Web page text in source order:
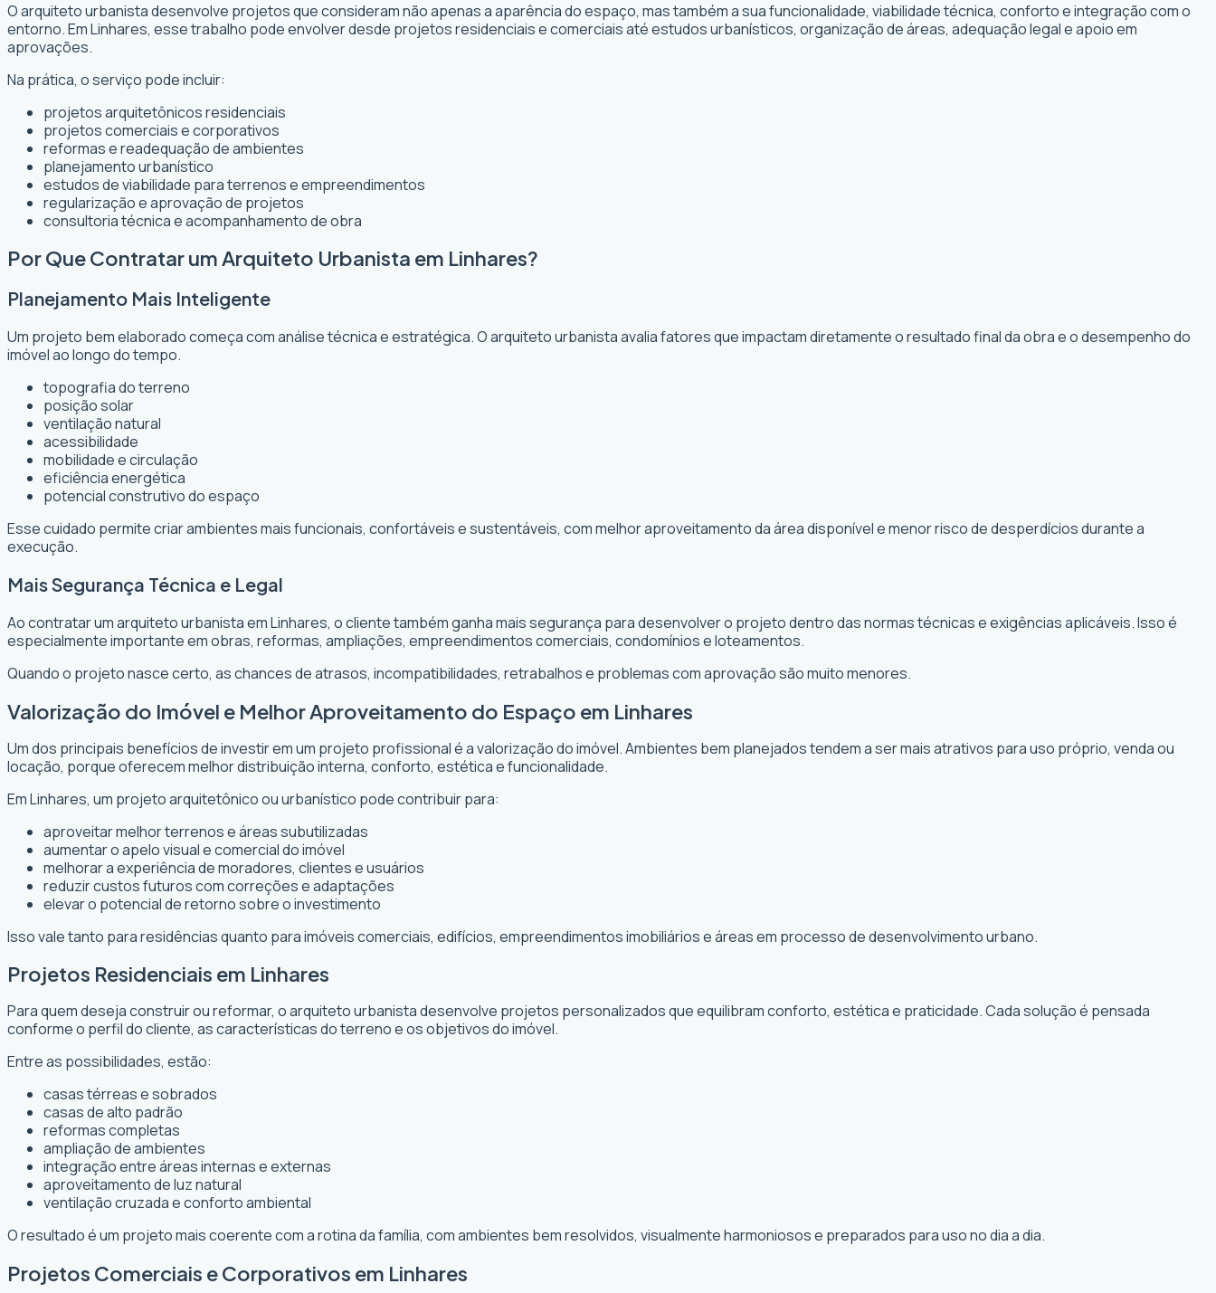
O arquiteto urbanista desenvolve projetos que consideram não apenas a aparência do espaço, mas também a sua funcionalidade, viabilidade técnica, conforto e integração com o
entorno. Em Linhares, esse trabalho pode envolver desde projetos residenciais e comerciais até estudos urbanísticos, organização de áreas, adequação legal e apoio em
aprovações.
Na prática, o serviço pode incluir:
projetos arquitetônicos residenciais
projetos comerciais e corporativos
reformas e readequação de ambientes
planejamento urbanístico
estudos de viabilidade para terrenos e empreendimentos
regularização e aprovação de projetos
consultoria técnica e acompanhamento de obra
Por Que Contratar um Arquiteto Urbanista em Linhares?
Planejamento Mais Inteligente
Um projeto bem elaborado começa com análise técnica e estratégica. O arquiteto urbanista avalia fatores que impactam diretamente o resultado final da obra e o desempenho do
imóvel ao longo do tempo.
topografia do terreno
posição solar
ventilação natural
acessibilidade
mobilidade e circulação
eficiência energética
potencial construtivo do espaço
Esse cuidado permite criar ambientes mais funcionais, confortáveis e sustentáveis, com melhor aproveitamento da área disponível e menor risco de desperdícios durante a
execução.
Mais Segurança Técnica e Legal
Ao contratar um arquiteto urbanista em Linhares, o cliente também ganha mais segurança para desenvolver o projeto dentro das normas técnicas e exigências aplicáveis. Isso é
especialmente importante em obras, reformas, ampliações, empreendimentos comerciais, condomínios e loteamentos.
Quando o projeto nasce certo, as chances de atrasos, incompatibilidades, retrabalhos e problemas com aprovação são muito menores.
Valorização do Imóvel e Melhor Aproveitamento do Espaço em Linhares
Um dos principais benefícios de investir em um projeto profissional é a valorização do imóvel. Ambientes bem planejados tendem a ser mais atrativos para uso próprio, venda ou
locação, porque oferecem melhor distribuição interna, conforto, estética e funcionalidade.
Em Linhares, um projeto arquitetônico ou urbanístico pode contribuir para:
aproveitar melhor terrenos e áreas subutilizadas
aumentar o apelo visual e comercial do imóvel
melhorar a experiência de moradores, clientes e usuários
reduzir custos futuros com correções e adaptações
elevar o potencial de retorno sobre o investimento
Isso vale tanto para residências quanto para imóveis comerciais, edifícios, empreendimentos imobiliários e áreas em processo de desenvolvimento urbano.
Projetos Residenciais em Linhares
Para quem deseja construir ou reformar, o arquiteto urbanista desenvolve projetos personalizados que equilibram conforto, estética e praticidade. Cada solução é pensada
conforme o perfil do cliente, as características do terreno e os objetivos do imóvel.
Entre as possibilidades, estão:
casas térreas e sobrados
casas de alto padrão
reformas completas
ampliação de ambientes
integração entre áreas internas e externas
aproveitamento de luz natural
ventilação cruzada e conforto ambiental
O resultado é um projeto mais coerente com a rotina da família, com ambientes bem resolvidos, visualmente harmoniosos e preparados para uso no dia a dia.
Projetos Comerciais e Corporativos em Linhares